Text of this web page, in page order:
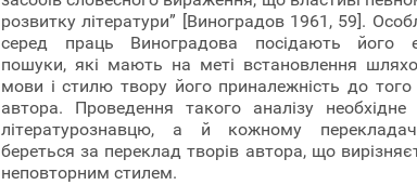
розвитку літератури” [Виноградов 1961, 59].
серед праць Виноградова посідають його
пошуки, які мають на меті встановлення
мови і стилю твору його приналежність до
автора. Проведення такого аналізу необхідне
літературознавцю, а й кожному
береться за переклад творів автора, що
неповторним стилем.